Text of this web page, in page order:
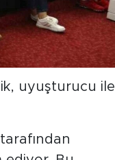
uyuşturucu ile